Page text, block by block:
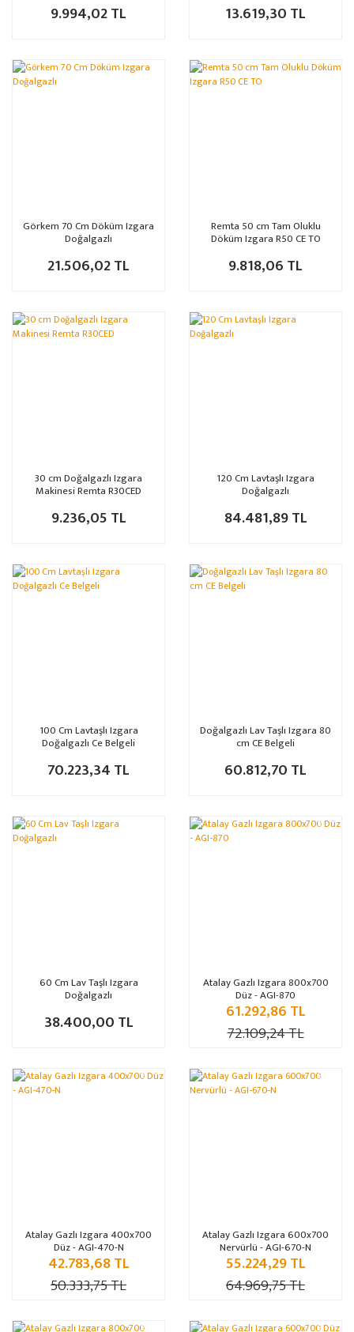
9.994,02 TL 13.619,30 TL
Görkem 70 Cm Döküm Izgara
Doğalgazlı
21.506,02 TL
Remta 50 cm Tam Oluklu
Döküm Izgara R50 CE TO
9.818,06 TL
30 cm Doğalgazlı Izgara
Makinesi Remta R30CED
9.236,05 TL
120 Cm Lavtaşlı Izgara
Doğalgazlı
84.481,89 TL
100 Cm Lavtaşlı Izgara
Doğalgazlı Ce Belgeli
70.223,34 TL
Doğalgazlı Lav Taşlı Izgara 80
cm CE Belgeli
60.812,70 TL
60 Cm Lav Taşlı Izgara
Doğalgazlı
38.400,00 TL
%15
Atalay Gazlı Izgara 800x700
Düz - AGI-870
61.292,86 TL
72.109,24 TL
%15
Atalay Gazlı Izgara 400x700
Düz - AGI-470-N
42.783,68 TL
50.333,75 TL
%15
Atalay Gazlı Izgara 600x700
Nervürlü - AGI-670-N
55.224,29 TL
64.969,75 TL